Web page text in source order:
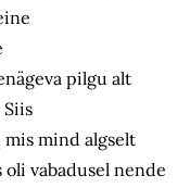
pilgu alt
Siis
mind algselt
oli vabadusel nende